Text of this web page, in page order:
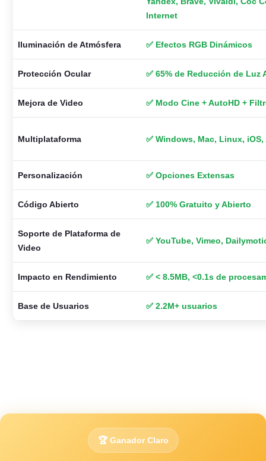
Internet
Iluminación de Atmósfera ✅ Efectos RGB Dinámicos
Protección Ocular ✅ 65% de Reducción de Luz
Mejora de Video ✅ Modo Cine + AutoHD +
Multiplataforma ✅ Windows, Mac, Linux,
Personalización ✅ Opciones Extensas
Código Abierto ✅ 100% Gratuito y Abierto
Soporte de Plataforma de
Video
✅ YouTube, Vimeo,
Impacto en Rendimiento ✅ < 8.5MB, <0.1s de
Base de Usuarios ✅ 2.2M+ usuarios
🏆 Ganador Claro